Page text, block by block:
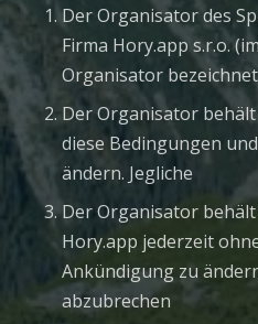
Der Organisator des
Firma Hory.app s.r.o.
Organisator
Der Organisator behält
diese Bedingungen
ändern. Jegliche
Der Organisator behält
Hory.app jederzeit
Ankündigung zu
abzubrechen